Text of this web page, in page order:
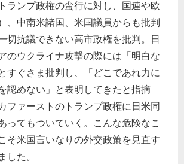
ランプ政権の蛮行に対し、国連や欧
、中南米諸国、米国議員からも批判
切抗議できない高市政権を批判。日
のウクライナ攻撃の際には「明白な
すぐさま批判し、「どこであれ力に
認めない」と表明してきたと指摘
ファーストのトランプ政権に日米同
ってもついていく。こんな危険なこ
そ米国言いなりの外交政策を見直す
した。